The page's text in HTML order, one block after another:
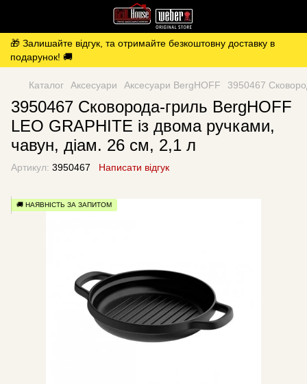
🎁 Залишайте відгук, та отримайте безкоштовну доставку в
подарунок! 🚚
Каталог Аксесуари Аксесуари BergHOFF 3950467
3950467 Сковорода-гриль BergHOFF
LEO GRAPHITE із двома ручками,
чавун, діам. 26 см, 2,1 л
Артикул: 3950467 Написати відгук
🚚 НАЯВНІСТЬ ЗА ЗАПИТОМ